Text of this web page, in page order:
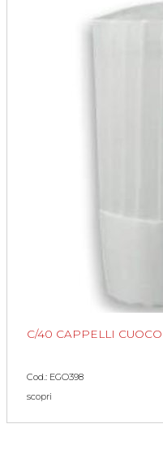
C/40 CAPPELLI
Cod.: EGO398
scopri